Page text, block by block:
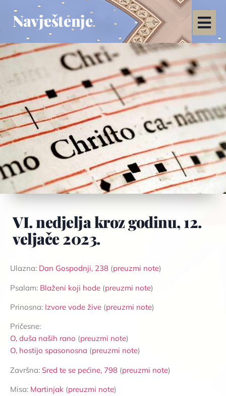
Navještenje
VI. nedjelja kroz godinu, 12.
veljače 2023.
Ulazna: Dan Gospodnji, 238 (preuzmi note)
Psalam: Blaženi koji hode (preuzmi note)
Prinosna: Izvore vode žive (preuzmi note)
Pričesne:
O, duša naših rano (preuzmi note)
O, hostijo spasonosna (preuzmi note)
Završna: Sred te se pećine, 798 (preuzmi note)
Misa: Martinjak (preuzmi note)